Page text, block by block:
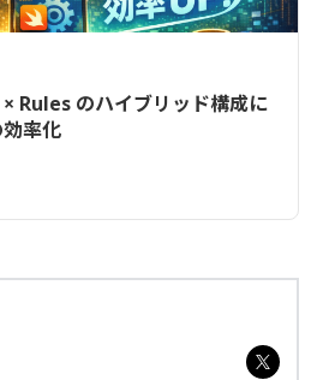
Rules のハイブリッド構成に
率化